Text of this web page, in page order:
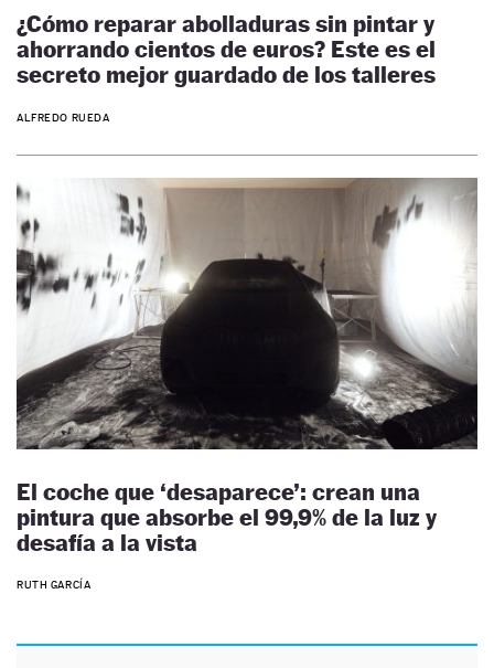
¿Cómo reparar abolladuras sin pintar y
ahorrando cientos de euros? Este es el
secreto mejor guardado de los talleres
ALFREDO RUEDA
El coche que ‘desaparece’: crean una
pintura que absorbe el 99,9% de la luz y
desafía a la vista
RUTH GARCÍA